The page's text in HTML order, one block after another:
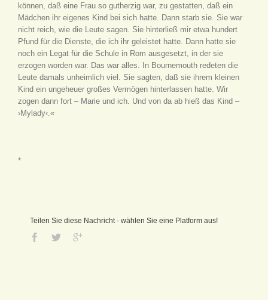
können, daß eine Frau so gutherzig war, zu gestatten, daß ein
Mädchen ihr eigenes Kind bei sich hatte. Dann starb sie. Sie war
nicht reich, wie die Leute sagen. Sie hinterließ mir etwa hundert
Pfund für die Dienste, die ich ihr geleistet hatte. Dann hatte sie
noch ein Legat für die Schule in Rom ausgesetzt, in der sie
erzogen worden war. Das war alles. In Bournemouth redeten die
Leute damals unheimlich viel. Sie sagten, daß sie ihrem kleinen
Kind ein ungeheuer großes Vermögen hinterlassen hatte. Wir
zogen dann fort – Marie und ich. Und von da ab hieß das Kind –
›Mylady‹.«
*
Teilen Sie diese Nachricht - wählen Sie eine Platform aus!